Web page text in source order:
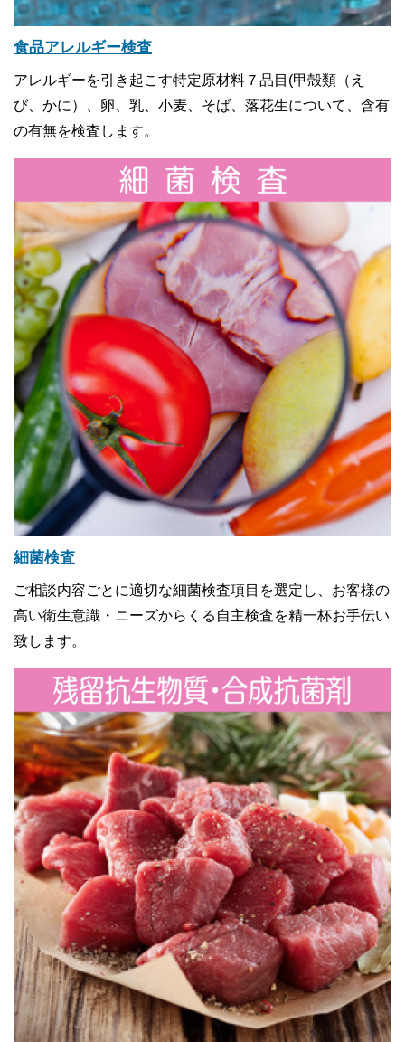
食品アレルギー検査
アレルギーを引き起こす特定原材料７品目(甲殻類（え
び、かに）、卵、乳、小麦、そば、落花生について、含有
の有無を検査します。
細菌検査
ご相談内容ごとに適切な細菌検査項目を選定し、お客様の
高い衛生意識・ニーズからくる自主検査を精一杯お手伝い
致します。